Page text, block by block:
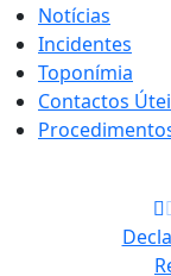
Notícias
Incidentes
Toponímia
Contactos